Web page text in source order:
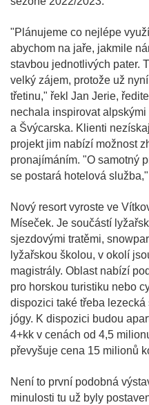
"Plánujeme co nejlépe
abychom na jaře, jakmile
stavbou jednotlivých pater.
velký zájem, protože už
třetinu," řekl Jan Jerie,
nechala inspirovat
a Švýcarska. Klienti
projekt jim nabízí možnost
pronajímáním. "O samotný
se postará hotelová
Nový resort vyroste ve
Míseček. Je součástí
sjezdovými tratěmi,
lyžařskou školou, v okolí
magistrály. Oblast nabízí
pro horskou turistiku nebo
dispozici také třeba
jógy. K dispozici budou
4+kk v cenách od 4,5
převyšuje cena 15 milionů
Není to první podobná
minulosti tu už byly